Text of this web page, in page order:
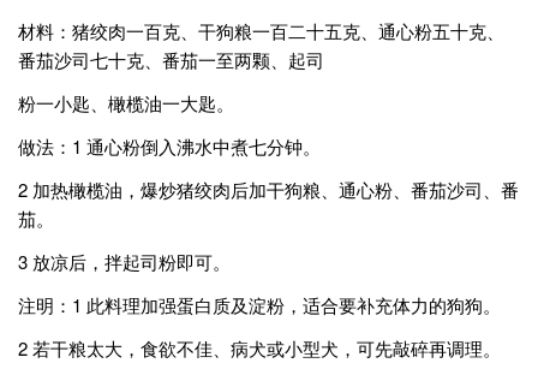
材料：猪绞肉一百克、干狗粮一百二十五克、通心粉五十克、
番茄沙司七十克、番茄一至两颗、起司
粉一小匙、橄榄油一大匙。
做法：1 通心粉倒入沸水中煮七分钟。
2 加热橄榄油，爆炒猪绞肉后加干狗粮、通心粉、番茄沙司、番
茄。
3 放凉后，拌起司粉即可。
注明：1 此料理加强蛋白质及淀粉，适合要补充体力的狗狗。
2 若干粮太大，食欲不佳、病犬或小型犬，可先敲碎再调理。